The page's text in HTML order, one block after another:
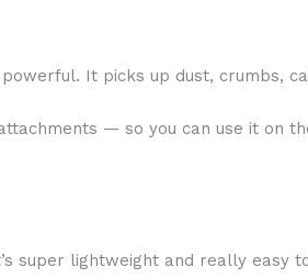
It picks up dust, crumbs,
— so you can use it on
super lightweight and really easy